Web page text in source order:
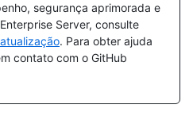
segurança aprimorada e
Server, consulte
. Para obter ajuda
contato com o GitHub